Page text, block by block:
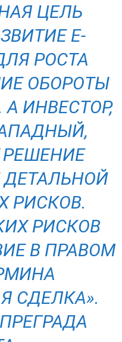
ЦЕЛЬ
E-
РОСТА
ОБОРОТЫ
ИНВЕСТОР,
ДЕТАЛЬНОЙ
РИСКОВ.
РИСКОВ
В ПРАВОМ
СДЕЛКА».